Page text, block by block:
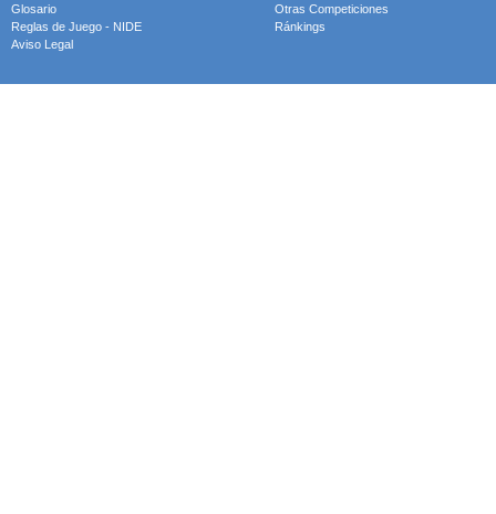
Glosario
Reglas de Juego - NIDE
Aviso Legal
Otras Competiciones
Ránkings